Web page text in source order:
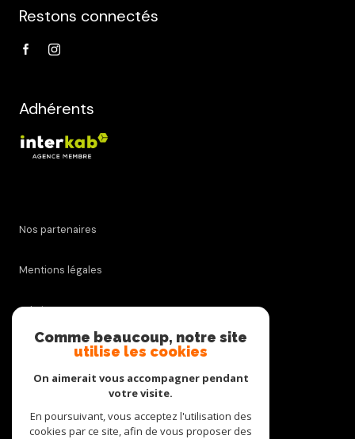
Restons connectés
Adhérents
Nos partenaires
Mentions légales
Admin
Nos honoraires
Cookies
Comme beaucoup, notre site
utilise les cookies
On aimerait vous accompagner pendant
votre visite.
En poursuivant, vous acceptez l'utilisation des
cookies par ce site, afin de vous proposer des